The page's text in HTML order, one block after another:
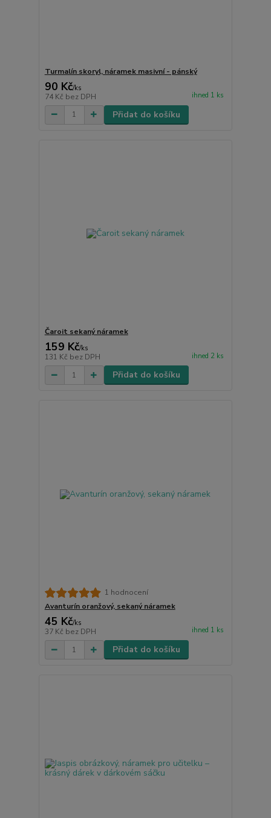
Turmalín skoryl, náramek masivní - pánský
90 Kč/ks
74 Kč bez DPH ihned 1 ks
Přidat do košíku
Čaroit sekaný náramek
159 Kč/ks
131 Kč bez DPH ihned 2 ks
Přidat do košíku
1 hodnocení
Avanturín oranžový, sekaný náramek
45 Kč/ks
37 Kč bez DPH ihned 1 ks
Přidat do košíku